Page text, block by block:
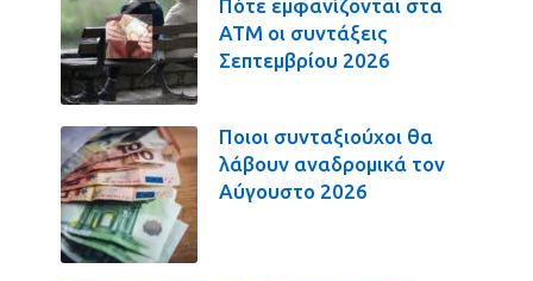
Πότε εμφανίζονται στα
ΑΤΜ οι συντάξεις
Σεπτεμβρίου 2026
Ποιοι συνταξιούχοι θα
λάβουν αναδρομικά τον
Αύγουστο 2026